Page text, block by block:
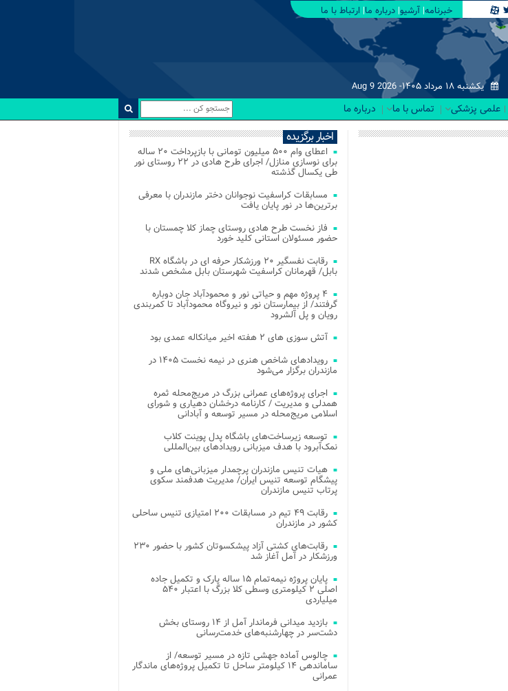
خبرنامه آرشیو درباره ما ارتباط با ما
یکشنبه ۱۸ مرداد ۱۴۰۵- Aug 9 2026
علمی پزشکی تماس با ما درباره ما
اخبار برگزیده
اعطای وام ۵۰۰ میلیون تومانی با بازپرداخت ۲۰ ساله
برای نوسازی منازل/ اجرای طرح هادی در ۲۲ روستای نور
طی یکسال گذشته
مسابقات کراسفیت نوجوانان دختر مازندران با معرفی
برترین‌ها در نور پایان یافت
فاز نخست طرح هادی روستای چماز کلا چمستان با
حضور مسئولان استانی کلید خورد
رقابت نفسگیر ۲۰ ورزشکار حرفه ای در باشگاه RX
بابل/ قهرمانان کراسفیت شهرستان بابل مشخص شدند
۴ پروژه مهم و حیاتی نور و محمودآباد جان دوباره
گرفتند/ از بیمارستان نور و نیروگاه محمودآباد تا کمربندی
رویان و پل آلشرود
آتش‌ سوزی‌ های ۲ هفته اخیر میانکاله عمدی بود
رویدادهای شاخص هنری در نیمه نخست ۱۴۰۵ در
مازندران برگزار می‌شود
اجرای پروژه‌های عمرانی بزرگ در مریج‌محله ثمره
همدلی و مدیریت / کارنامه درخشان دهیاری و شورای
اسلامی مریج‌محله در مسیر توسعه و آبادانی
توسعه زیرساخت‌های باشگاه پدل پوینت کلاب
نمک‌آبرود با هدف میزبانی رویدادهای بین‌المللی
هیات تنیس مازندران پرچمدار میزبانی‌های ملی و
پیشگام توسعه تنیس ایران/ مدیریت هدفمند سکوی
پرتاب تنیس مازندران
رقابت ۴۹ تیم در مسابقات ۲۰۰ امتیازی تنیس ساحلی
کشور در مازندران
رقابت‌های کشتی آزاد پیشکسوتان کشور با حضور ۲۳۰
ورزشکار در آمل آغاز شد
پایان پروژه نیمه‌تمام ۱۵ ساله پارک و تکمیل جاده
اصلی ۲ کیلومتری وسطی کلا بزرگ با اعتبار ۵۴۰
میلیاردی
بازدید میدانی فرماندار آمل از ۱۴ روستای بخش
دشت‌سر در چهارشنبه‌های خدمت‌رسانی
چالوس آماده جهشی تازه در مسیر توسعه/ از
ساماندهی ۱۴ کیلومتر ساحل تا تکمیل پروژه‌های ماندگار
عمرانی